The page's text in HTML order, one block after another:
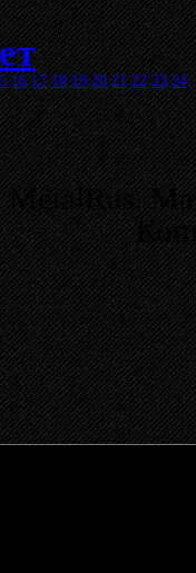
16 17 18 19 20 21 22 23 24